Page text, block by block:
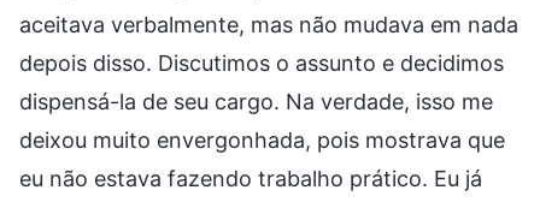
aceitava verbalmente, mas não mudava em nada
depois disso. Discutimos o assunto e decidimos
dispensá-la de seu cargo. Na verdade, isso me
deixou muito envergonhada, pois mostrava que
eu não estava fazendo trabalho prático. Eu já